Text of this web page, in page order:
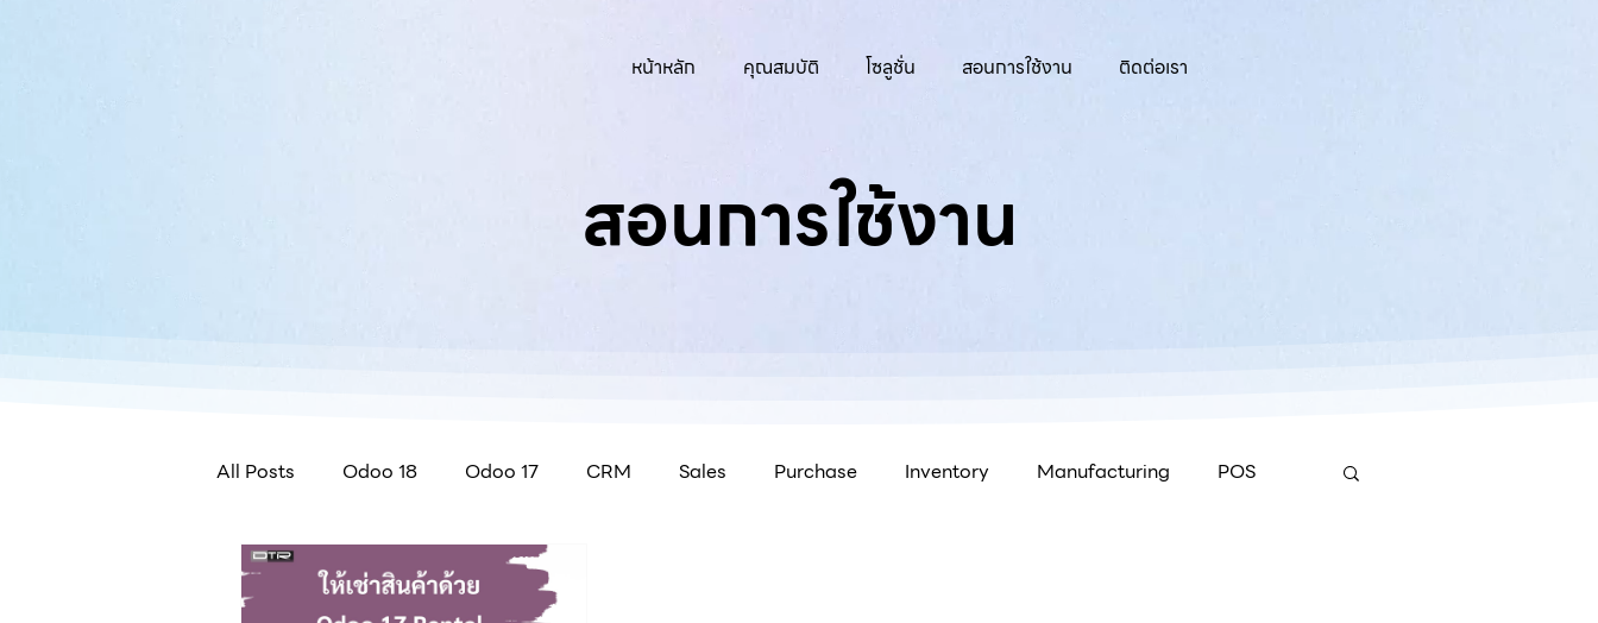
หน้าหลัก คุณสมบัติ โซลูชั่น สอนการใช้งาน ติดต่อเรา
สอนการใช้งาน
All Posts Odoo 18 Odoo 17 CRM Sales Purchase Inventory Manufacturing POS
Field Service Repairs Subscriptions